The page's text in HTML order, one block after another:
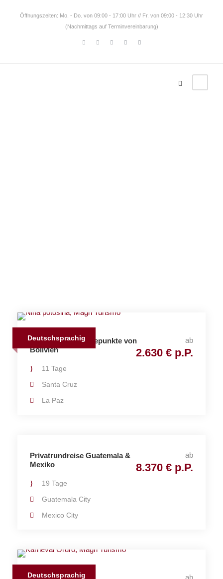
Öffnungszeiten: Mo. - Do. von 09:00 - 17:00 Uhr // Fr. von 09:00 - 12:30 Uhr
(Nachmittags auf Terminvereinbarung)
Deutschsprachig
Gruppenreise Höhepunkte von
Bolivien
ab
2.630 € p.P.
11 Tage
Santa Cruz
La Paz
Privatrundreise Guatemala &
Mexiko
ab
8.370 € p.P.
19 Tage
Guatemala City
Mexico City
Deutschsprachig ab